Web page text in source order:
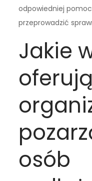
odpowiedniej
przeprowadzić
Jakie
oferują
osób